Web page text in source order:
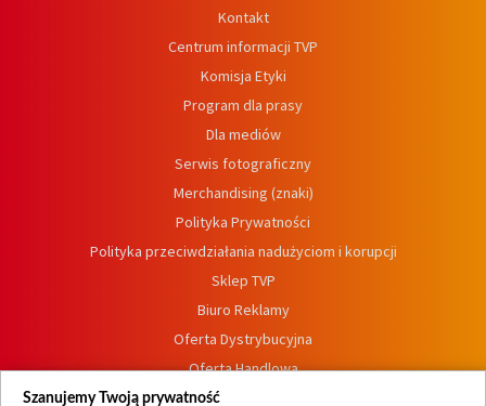
Kontakt
Centrum informacji TVP
Komisja Etyki
Program dla prasy
Dla mediów
Serwis fotograficzny
Merchandising (znaki)
Polityka Prywatności
Polityka przeciwdziałania nadużyciom i korupcji
Sklep TVP
Biuro Reklamy
Oferta Dystrybucyjna
Oferta Handlowa
Dostępność
Szanujemy Twoją prywatność